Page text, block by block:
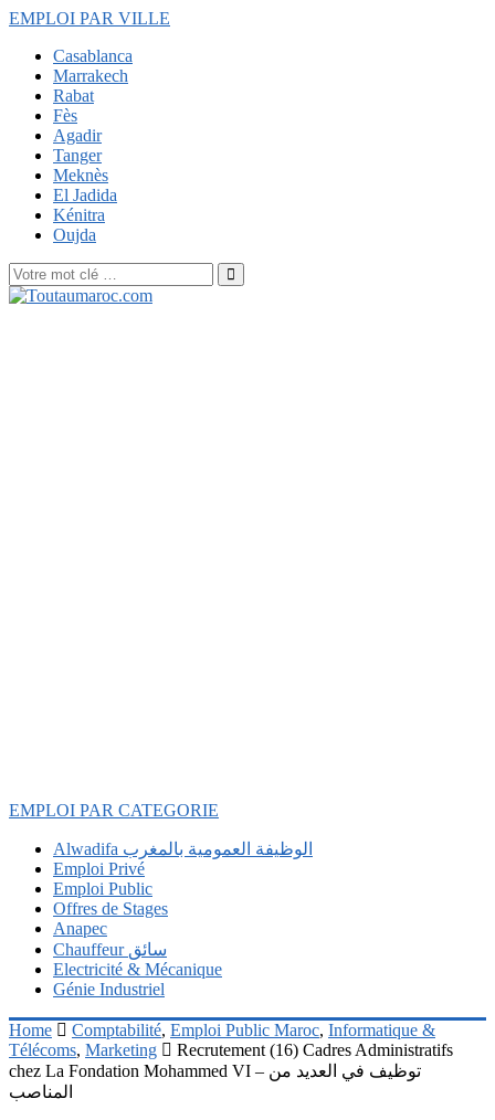
EMPLOI PAR VILLE
Casablanca
Marrakech
Rabat
Fès
Agadir
Tanger
Meknès
El Jadida
Kénitra
Oujda
EMPLOI PAR CATEGORIE
Alwadifa الوظيفة العمومية بالمغرب
Emploi Privé
Emploi Public
Offres de Stages
Anapec
Chauffeur سائق
Electricité & Mécanique
Génie Industriel
Home Comptabilité, Emploi Public Maroc, Informatique &
Télécoms, Marketing
Recrutement (16) Cadres Administratifs
chez La Fondation Mohammed VI – توظيف في العديد من
المناصب